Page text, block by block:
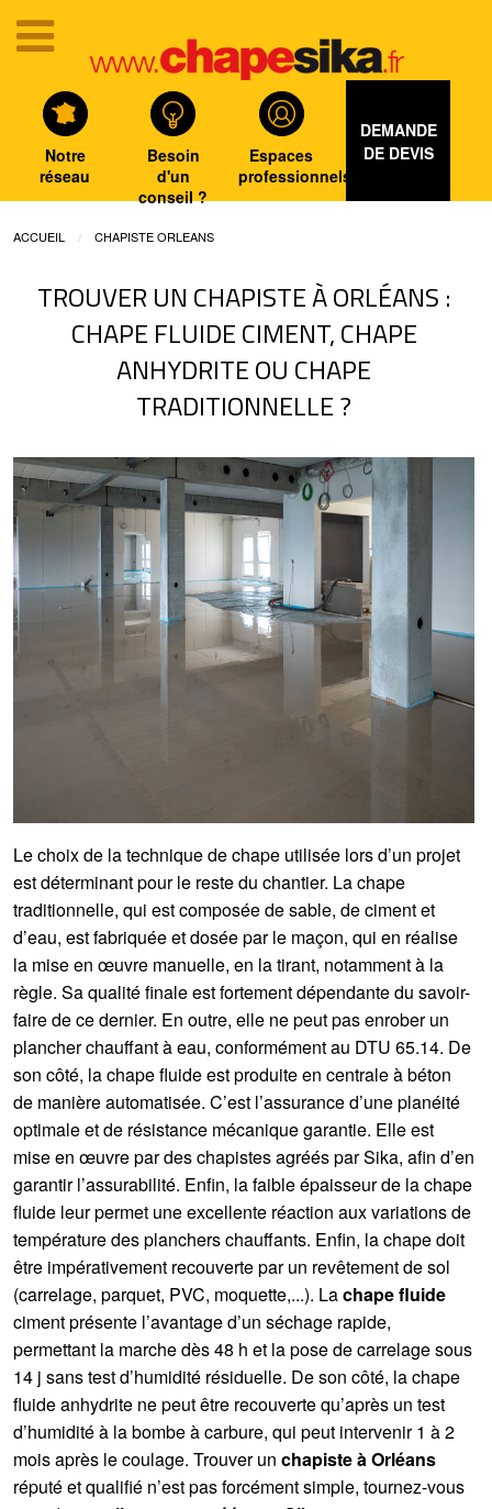
Notre
réseau
Besoin
d'un
conseil ?
Espaces
professionnels
DEMANDE
DE DEVIS
ACCUEIL CHAPISTE ORLEANS
TROUVER UN CHAPISTE À ORLÉANS :
CHAPE FLUIDE CIMENT, CHAPE
ANHYDRITE OU CHAPE
TRADITIONNELLE ?
Le choix de la technique de chape utilisée lors d’un projet
est déterminant pour le reste du chantier. La chape
traditionnelle, qui est composée de sable, de ciment et
d’eau, est fabriquée et dosée par le maçon, qui en réalise
la mise en œuvre manuelle, en la tirant, notamment à la
règle. Sa qualité finale est fortement dépendante du savoir-
faire de ce dernier. En outre, elle ne peut pas enrober un
plancher chauffant à eau, conformément au DTU 65.14. De
son côté, la chape fluide est produite en centrale à béton
de manière automatisée. C’est l’assurance d’une planéité
optimale et de résistance mécanique garantie. Elle est
mise en œuvre par des chapistes agréés par Sika, afin d’en
garantir l’assurabilité. Enfin, la faible épaisseur de la chape
fluide leur permet une excellente réaction aux variations de
température des planchers chauffants. Enfin, la chape doit
être impérativement recouverte par un revêtement de sol
(carrelage, parquet, PVC, moquette,...). Lachape fluide
ciment présente l’avantage d’un séchage rapide,
permettant la marche dès 48 h et la pose de carrelage sous
14 j sans test d’humidité résiduelle. De son côté, la chape
fluide anhydrite ne peut être recouverte qu’après un test
d’humidité à la bombe à carbure, qui peut intervenir 1 à 2
mois après le coulage. Trouver un chapiste à Orléans
réputé et qualifié n’est pas forcément simple, tournez-vous